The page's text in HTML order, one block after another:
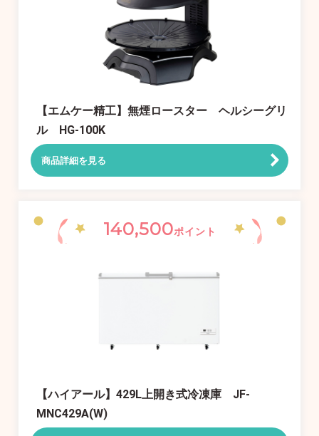
【エムケー精工】無煙ロースター ヘルシーグリ
ル HG-100K
商品詳細を見る
140,500ポイント
【ハイアール】429L上開き式冷凍庫 JF-
MNC429A(W)